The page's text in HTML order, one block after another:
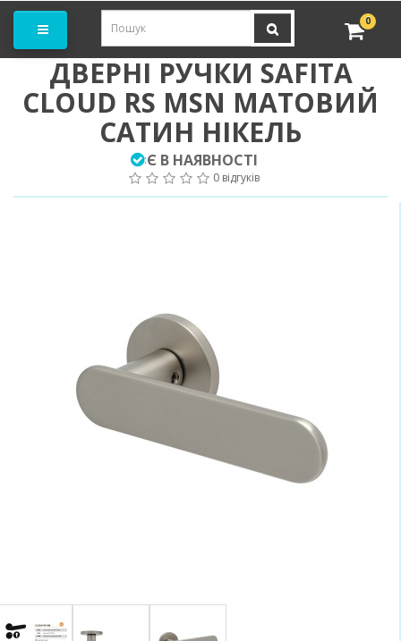
0
ДВЕРНІ РУЧКИ SAFITA
CLOUD RS MSN МАТОВИЙ
САТИН НІКЕЛЬ
:Є В НАЯВНОСТІ
0 відгуків